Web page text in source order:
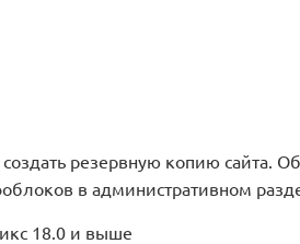
резервную копию сайта.
в административном
18.0 и выше